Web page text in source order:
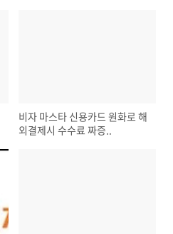
비자 마스타 신용카드 원화로 해
외결제시 수수료 짜증..